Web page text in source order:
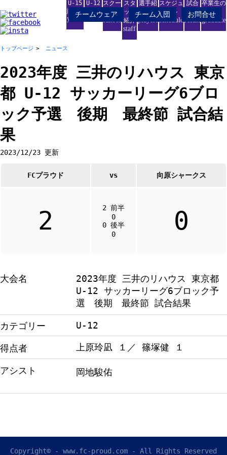
チームウェア チーム入団 お問合せ
U-15
junior
youth
U-12
junior
スクー
ル
school
スタ
ッフ
紹介
staff
選手紹
players
スケジュ
ール
schedule
試合
結果
result
卒業生の
進路
graduate
トップページ ニュース
2023年度 三井のリハウス 東京
都 U-12 サッカーリーグ6ブロ
ック予選 後期 最終節 試合結
果
2023/12/23 更新
FCプラウド vs 向原シャークス
2
2 前半
0
0 後半
0
0
大会名
2023年度 三井のリハウス 東京都
U-12 サッカーリーグ6ブロック予
選 後期 最終節 試合結果
カテゴリー U-12
得点者 上原玲凪 １／ 篠塚健 １
アシスト 岡地駿佑
Copyright© - www.fc-proud.com - All Rights Reserved